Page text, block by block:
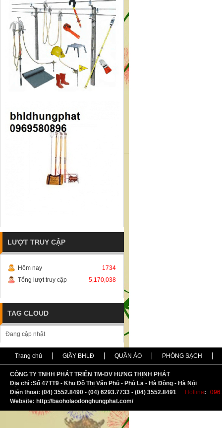
LƯỢT TRUY CẬP
Hôm nay
1734
Tổng lượt truy cập
5,170,038
TAG CLOUD
Đang cập nhật
Trang chủ GIẦY BHLĐ QUẦN ÁO PHÒNG SẠCH
CÔNG TY TNHH PHÁT TRIỂN TM-DV HƯNG THỊNH PHÁT
Địa chỉ :Số 47TT9 - Khu Đô Thị Văn Phú - Phú La - Hà Đông - Hà Nội
Điện thoại: (04) 3552.8490 - (04) 6293.7733 - (04) 3552.8491
Hotline:
Website: http://baoholaodonghungphat.com/